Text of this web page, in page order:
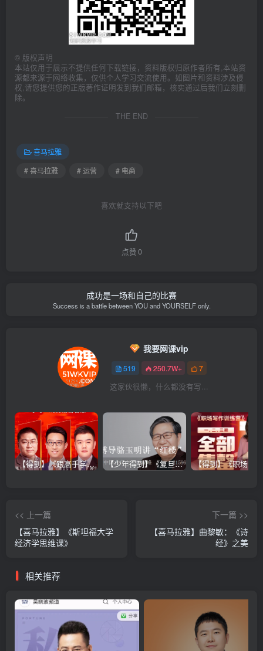
© 版权声明
本站仅用于展示不提供任何下载链接，资料版权归原作者所有,本站资
源都来源于网络收集，仅供个人学习交流使用。如图片和资料涉及侵
权,请您提供您的正版著作证明发到我们邮箱，核实通过后我们立刻删
除。
THE END
喜马拉雅
# 喜马拉雅
# 运营 # 电商
喜欢就支持以下吧
点赞0
成功是一场和自己的比赛
Success is a battle between YOU and YOURSELF only.
我要网课vip
519 250.7W+ 7
这家伙很懒，什么都没有写...
【得到】《跟高手学销售系列课》 【少年得到】《复旦博导骆玉明讲“红楼”》
<< 上一篇
【喜马拉雅】《斯坦福大学
经济学思维课》
下一篇 >>
【喜马拉雅】曲黎敏：《诗
经》之美
相关推荐